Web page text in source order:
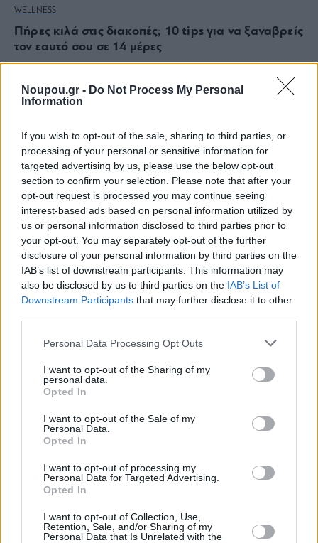
Noupou.gr - Do Not Process My Personal
Information
If you wish to opt-out of the sale, sharing to third parties, or
processing of your personal or sensitive information for
targeted advertising by us, please use the below opt-out
section to confirm your selection. Please note that after your
opt-out request is processed you may continue seeing
interest-based ads based on personal information utilized by
us or personal information disclosed to third parties prior to
your opt-out. You may separately opt-out of the further
disclosure of your personal information by third parties on the
IAB’s list of downstream participants. This information may
also be disclosed by us to third parties on the IAB’s List of
Downstream Participants that may further disclose it to other
Please note that this website/app uses one or more Google
not limited to your visit or usage behaviour. You may click to
grant or deny consent to Google and its third-party tags to
use your data for below specified purposes in below Google
consent section.
Personal Data Processing Opt Outs
I want to opt-out of the Sharing of my
personal data.
Opted In
I want to opt-out of the Sale of my
Personal Data.
Opted In
I want to opt-out of processing my
Personal Data for Targeted Advertising.
Opted In
I want to opt-out of Collection, Use,
Retention, Sale, and/or Sharing of my
Personal Data that Is Unrelated with the
WELLNESS
Πήρες κιλά στις διακοπές; 10 tips για να ξαναβρείς
τον εαυτό σου σε 14 μέρες
Χάσε τα κιλά της καραντίνας με τη μέθοδο της